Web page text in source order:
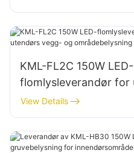
KML-FL2C 150W LED-
flomlysleverandør for
vegg- og
View Details